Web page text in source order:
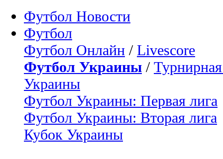
Футбол Новости
Футбол
Футбол Онлайн / Livescore
Футбол Украины /
Украины
Футбол Украины: Первая лига
Футбол Украины: Вторая лига
Кубок Украины